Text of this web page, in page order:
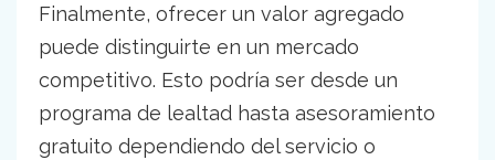
Finalmente, ofrecer un valor agregado
puede distinguirte en un mercado
competitivo. Esto podría ser desde un
programa de lealtad hasta asesoramiento
gratuito dependiendo del servicio o